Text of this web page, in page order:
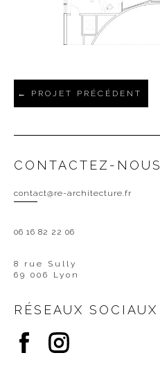
PROJET PRÉCÉDENT
CONTACTEZ-NOUS
contact@re-architecture.fr
06 16 82 22 06
8 rue Sully
69 006 Lyon
RÉSEAUX SOCIAUX